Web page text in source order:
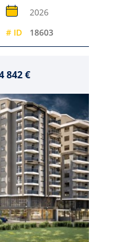
2026
# ID 18603
842 €